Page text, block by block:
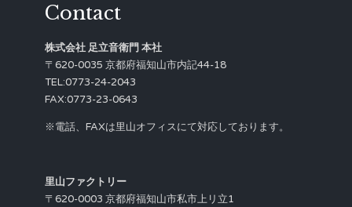
Contact
株式会社 足立音衛門 本社
〒620-0035 京都府福知山市内記44-18
TEL:0773-24-2043
FAX:0773-23-0643
※電話、FAXは里山オフィスにて対応しております。
里山ファクトリー
〒620-0003 京都府福知山市私市上リ立1